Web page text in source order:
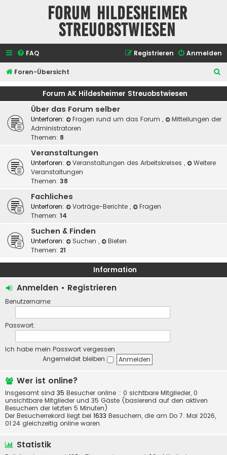
Forum Hildesheimer
Streuobstwiesen
FAQ Anmelden
Registrieren
Foren-Übersicht
u
Forum AK Hildesheimer Streuobstwiesen
Über das Forum selber
Unterforen: Fragen rund um das Forum ,
Mitteilungen der
Administratoren
Themen: 8
Veranstaltungen
Unterforen: Veranstaltungen des Arbeitskreises ,
Weitere
Veranstaltungen
Themen: 38
Fachliches
Unterforen: Vorträge-Berichte ,
Fragen
Themen: 14
Suchen & Finden
Unterforen: Suchen ,
Bieten
Themen: 21
Information
Anmelden • Registrieren
Benutzername:
Passwort:
Ich habe mein Passwort vergessen
Angemeldet bleiben
Wer ist online?
Insgesamt sind 35 Besucher online :: 0 sichtbare Mitglieder, 0
unsichtbare Mitglieder und 35 Gäste (basierend auf den aktiven
Besuchern der letzten 5 Minuten)
Der Besucherrekord liegt bei 1633 Besuchern, die am Do 7. Mai 2026,
01:24 gleichzeitig online waren.
Statistik